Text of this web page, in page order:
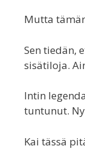
Mutta
Sen tiedän,
sisätiloja.
Intin
tuntunut.
Kai tässä